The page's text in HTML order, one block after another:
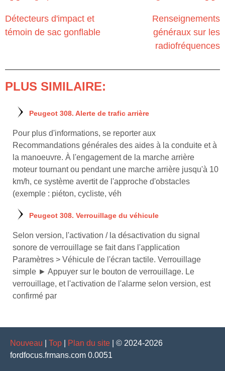
Détecteurs d'impact et
témoin de sac gonflable
Renseignements
généraux sur les
radiofréquences
PLUS SIMILAIRE:
Peugeot 308. Alerte de trafic arrière
Pour plus d'informations, se reporter aux
Recommandations générales des aides à la conduite et à
la manoeuvre. À l'engagement de la marche arrière
moteur tournant ou pendant une marche arrière jusqu'à 10
km/h, ce système avertit de l'approche d'obstacles
(exemple : piéton, cycliste, véh
Peugeot 308. Verrouillage du véhicule
Selon version, l'activation / la désactivation du signal
sonore de verrouillage se fait dans l'application
Paramètres > Véhicule de l'écran tactile. Verrouillage
simple ► Appuyer sur le bouton de verrouillage. Le
verrouillage, et l'activation de l'alarme selon version, est
confirmé par
Nouveau Top Plan du site | © 2024-2026
fordfocus.frmans.com 0.0051